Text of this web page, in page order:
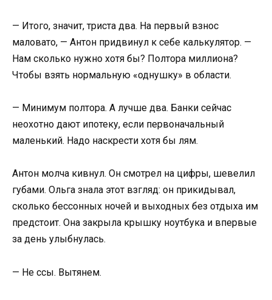
— Итого, значит, триста два. На первый взнос
маловато, — Антон придвинул к себе калькулятор. —
Нам сколько нужно хотя бы? Полтора миллиона?
Чтобы взять нормальную «однушку» в области.
— Минимум полтора. А лучше два. Банки сейчас
неохотно дают ипотеку, если первоначальный
маленький. Надо наскрести хотя бы лям.
Антон молча кивнул. Он смотрел на цифры, шевелил
губами. Ольга знала этот взгляд: он прикидывал,
сколько бессонных ночей и выходных без отдыха им
предстоит. Она закрыла крышку ноутбука и впервые
за день улыбнулась.
— Не ссы. Вытянем.